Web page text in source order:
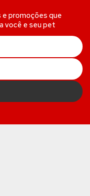
promoções que
você e seu pet